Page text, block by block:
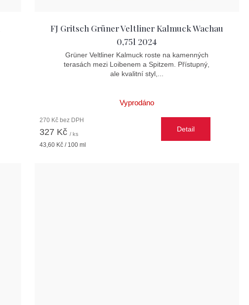
FJ Gritsch Grüner Veltliner Kalmuck Wachau
0,75l 2024
Grüner Veltliner Kalmuck roste na kamenných
terasách mezi Loibenem a Spitzem. Přístupný,
ale kvalitní styl,...
Vyprodáno
270 Kč bez DPH
327 Kč / ks
Měrná
43,60 Kč / 100 ml
Detail